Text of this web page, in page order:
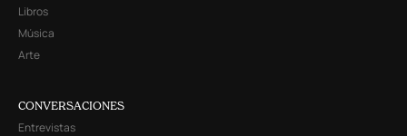
Libros
Música
Arte
CONVERSACIONES
Entrevistas